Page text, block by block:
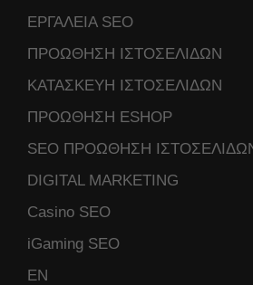
ΕΡΓΑΛΕΙΑ SEO
ΠΡΟΩΘΗΣΗ ΙΣΤΟΣΕΛΙΔΩΝ
ΚΑΤΑΣΚΕΥΗ ΙΣΤΟΣΕΛΙΔΩΝ
ΠΡΟΩΘΗΣΗ ESHOP
SEO ΠΡΟΩΘΗΣΗ
DIGITAL MARKETING
Casino SEO
iGaming SEO
ΕΝ